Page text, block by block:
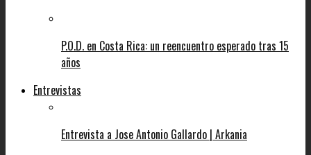
P.O.D. en Costa Rica: un reencuentro esperado tras 15
años
Entrevistas
Entrevista a Jose Antonio Gallardo | Arkania